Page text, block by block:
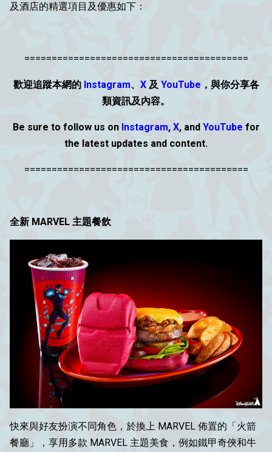
及酒店的精選項目及優惠如下：
=========================================
歡迎追蹤本網的 Instagram、 X及 YouTube ，與你分享各
類資訊及內容。
Be sure to follow us on Instagram, X, and YouTube for
the latest updates and content.
=========================================
全新 MARVEL 主題餐飲
快來與好友扮演不同角色，於換上 MARVEL 佈置的「火箭
餐廳」，享用多款 MARVEL 主題美食，例如鐵甲奇俠和牛